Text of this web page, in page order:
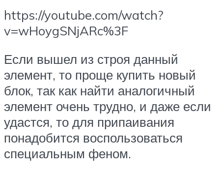
https://youtube.com/watch?
v=wHoygSNjARc%3F
Если вышел из строя данный
элемент, то проще купить новый
блок, так как найти аналогичный
элемент очень трудно, и даже если
удастся, то для припаивания
понадобится воспользоваться
специальным феном.